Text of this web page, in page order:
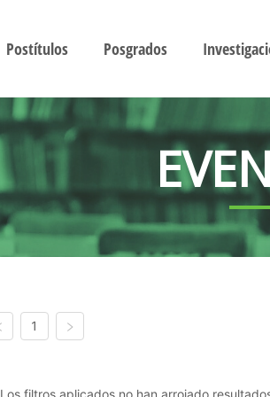
Postítulos Posgrados
1
Los filtros aplicados no han arrojado